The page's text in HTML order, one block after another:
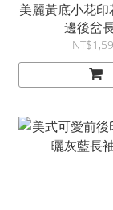
美麗黃底小花
邊後岔